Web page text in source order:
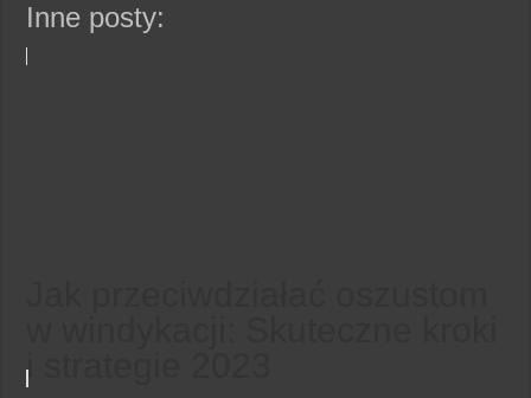
Inne posty:
i strategie 2023